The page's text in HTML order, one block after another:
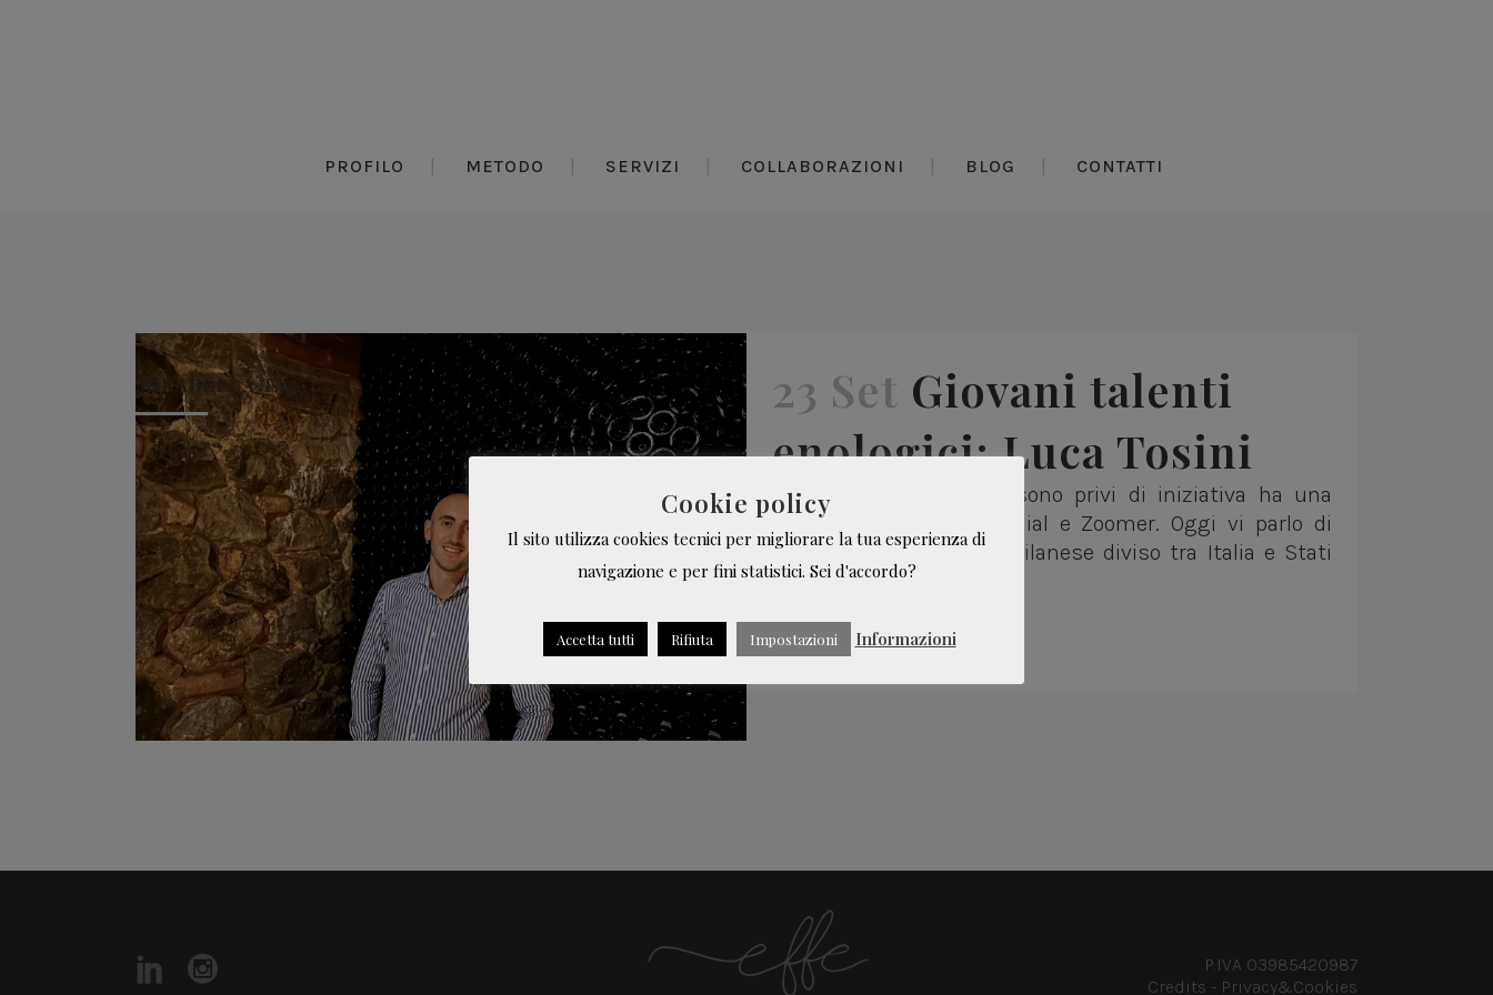
PROFILO METODO SERVIZI COLLABORAZIONI BLOG CONTATTI
MIRABELLA TAG 23 Set Giovani talenti
enologici: Luca Tosini
Chi dice che i giovani sono privi di iniziativa ha una
visione miope di Millennial e Zoomer. Oggi vi parlo di
Luca, giovane enologo milanese diviso tra Italia e Stati
Uniti....
LEGGI TUTTO
P.IVA 03985420987
Credits - Privacy&Cookies
Cookie policy
Il sito utilizza cookies tecnici per migliorare la tua esperienza di
navigazione e per fini statistici. Sei d'accordo?
Accetta tutti Rifiuta Impostazioni Informazioni